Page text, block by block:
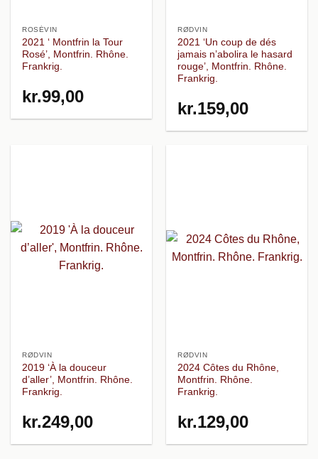
ROSÉVIN
2021 ‘ Montfrin la Tour
Rosé’, Montfrin. Rhône.
Frankrig.
kr.99,00
RØDVIN
2021 ‘Un coup de dés
jamais n’abolira le hasard
rouge’, Montfrin. Rhône.
Frankrig.
kr.159,00
RØDVIN
2019 ‘À la douceur
d’aller’, Montfrin. Rhône.
Frankrig.
kr.249,00
RØDVIN
2024 Côtes du Rhône,
Montfrin. Rhône.
Frankrig.
kr.129,00